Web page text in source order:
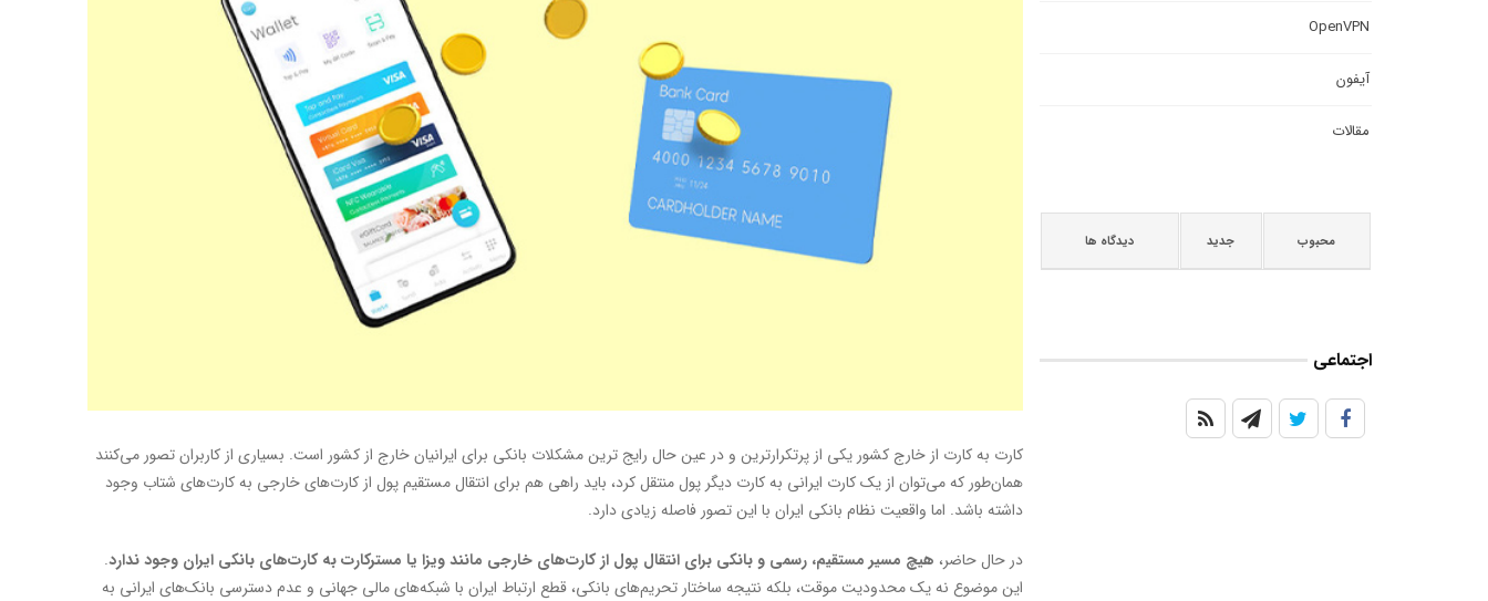
کارت به کارت از خارج کشور یکی از پرتکرارترین و در عین حال رایج ترین مشکلات بانکی برای ایرانیان خارج از کشور است. بسیاری از کاربران تصور می‌کنند
همان‌طور که می‌توان از یک کارت ایرانی به کارت دیگر پول منتقل کرد، باید راهی هم برای انتقال مستقیم پول از کارت‌های خارجی به کارت‌های شتاب وجود
داشته باشد. اما واقعیت نظام بانکی ایران با این تصور فاصله زیادی دارد.
در حال حاضر، هیچ مسیر مستقیم، رسمی و بانکی برای انتقال پول از کارت‌های خارجی مانند ویزا یا مسترکارت به کارت‌های بانکی ایران وجود ندارد.
این موضوع نه یک محدودیت موقت، بلکه نتیجه ساختار تحریم‌های بانکی، قطع ارتباط ایران با شبکه‌های مالی جهانی و عدم دسترسی بانک‌های ایرانی به
OpenVPN
آیفون
مقالات
محبوب جدید دیدگاه ها
اجتماعی